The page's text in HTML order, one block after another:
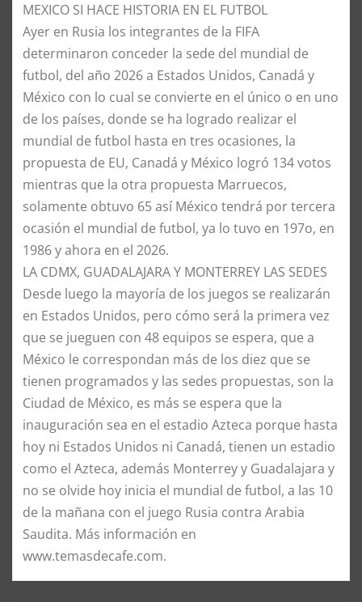
MEXICO SI HACE HISTORIA EN EL FUTBOL
Ayer en Rusia los integrantes de la FIFA
determinaron conceder la sede del mundial de
futbol, del año 2026 a Estados Unidos, Canadá y
México con lo cual se convierte en el único o en uno
de los países, donde se ha logrado realizar el
mundial de futbol hasta en tres ocasiones, la
propuesta de EU, Canadá y México logró 134 votos
mientras que la otra propuesta Marruecos,
solamente obtuvo 65 así México tendrá por tercera
ocasión el mundial de futbol, ya lo tuvo en 197o, en
1986 y ahora en el 2026.
LA CDMX, GUADALAJARA Y MONTERREY LAS SEDES
Desde luego la mayoría de los juegos se realizarán
en Estados Unidos, pero cómo será la primera vez
que se jueguen con 48 equipos se espera, que a
México le correspondan más de los diez que se
tienen programados y las sedes propuestas, son la
Ciudad de México, es más se espera que la
inauguración sea en el estadio Azteca porque hasta
hoy ni Estados Unidos ni Canadá, tienen un estadio
como el Azteca, además Monterrey y Guadalajara y
no se olvide hoy inicia el mundial de futbol, a las 10
de la mañana con el juego Rusia contra Arabia
Saudita. Más información en
www.temasdecafe.com.